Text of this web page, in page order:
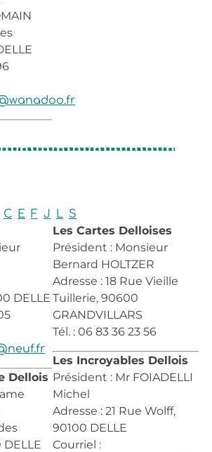
C E F J L S
DELLE
Dellois
Les Cartes Delloises
Président : Monsieur
Bernard HOLTZER
Adresse : 18 Rue Vieille
Tuillerie, 90600
GRANDVILLARS
Tél. : 06 83 36 23 56
Les Incroyables Dellois
Président : Mr FOIADELLI
Michel
Adresse : 21 Rue Wolff,
90100 DELLE
Courriel :